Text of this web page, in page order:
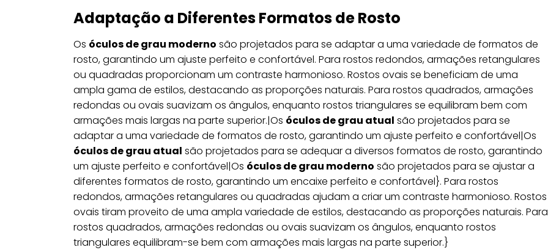
Adaptação a Diferentes Formatos de Rosto
Os óculos de grau moderno são projetados para se adaptar a uma variedade de formatos de
rosto, garantindo um ajuste perfeito e confortável. Para rostos redondos, armações retangulares
ou quadradas proporcionam um contraste harmonioso. Rostos ovais se beneficiam de uma
ampla gama de estilos, destacando as proporções naturais. Para rostos quadrados, armações
redondas ou ovais suavizam os ângulos, enquanto rostos triangulares se equilibram bem com
armações mais largas na parte superior.|Os óculos de grau atual são projetados para se
adaptar a uma variedade de formatos de rosto, garantindo um ajuste perfeito e confortável|Os
óculos de grau atual são projetados para se adequar a diversos formatos de rosto, garantindo
um ajuste perfeito e confortável|Os óculos de grau moderno são projetados para se ajustar a
diferentes formatos de rosto, garantindo um encaixe perfeito e confortável}. Para rostos
redondos, armações retangulares ou quadradas ajudam a criar um contraste harmonioso. Rostos
ovais tiram proveito de uma ampla variedade de estilos, destacando as proporções naturais. Para
rostos quadrados, armações redondas ou ovais suavizam os ângulos, enquanto rostos
triangulares equilibram-se bem com armações mais largas na parte superior.}